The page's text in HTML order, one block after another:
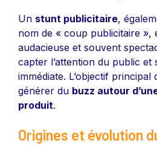
Un stunt publicitaire,
nom de « coup publicitaire »,
audacieuse et souvent
capter l’attention du public
immédiate. L’objectif principal
générer du buzz autour
produit.
Origines et évolution